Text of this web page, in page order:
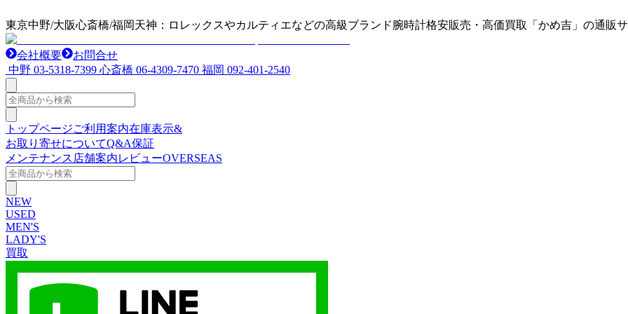
東京中野/大阪心斎橋/福岡天神：ロレックスやカルティエなどの高級ブランド腕時計格安販売・高価買取「かめ吉」の通販
会社概要
お問合せ
中野 03-5318-7399 心斎橋 06-4309-7470 福岡 092-401-2540
トップページご利用案内在庫表示&
お取り寄せについてQ&A保証
メンテナンス 店舗案内レビューOVERSEAS
NEW
USED
MEN'S
LADY'S
買取